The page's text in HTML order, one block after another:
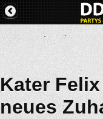
Kater
neues